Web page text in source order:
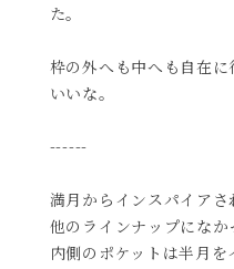
た。
枠の外へも中へも自在
いいな。
------
満月からインスパイアさ
他のラインナップになか
内側のポケットは半月を